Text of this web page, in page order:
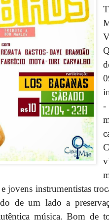
-
jovens instrumentistas
de um lado a
música. Bom de